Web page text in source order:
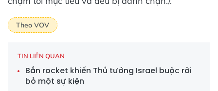
Theo VOV
TIN LIÊN QUAN
Bắn rocket khiến Thủ tướng Israel buộc rời
bỏ một sự kiện